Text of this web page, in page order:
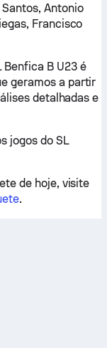
Antonio
Francisco
B U23 é
geramos a partir
detalhadas e
jogos do SL
de hoje, visite
.